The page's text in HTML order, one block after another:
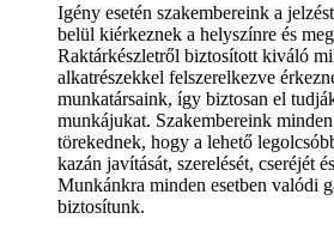
Igény esetén szakembereink a
belül kiérkeznek a helyszínre és
Raktárkészletről biztosított kiváló
alkatrészekkel felszerelkezve
munkatársaink, így biztosan el
munkájukat. Szakembereink minden
törekednek, hogy a lehető
kazán javítását, szerelését, cseréjét
Munkánkra minden esetben valódi
biztosítunk.